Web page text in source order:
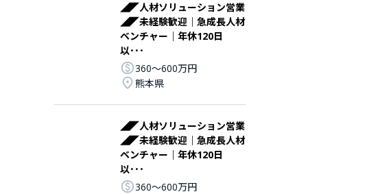
◢◤人材ソリューション営業
◢◤未経験歓迎｜急成長人材
ベンチャー｜年休120日
以･･･
360〜600万円
熊本県
◢◤人材ソリューション営業
◢◤未経験歓迎｜急成長人材
ベンチャー｜年休120日
以･･･
360〜600万円